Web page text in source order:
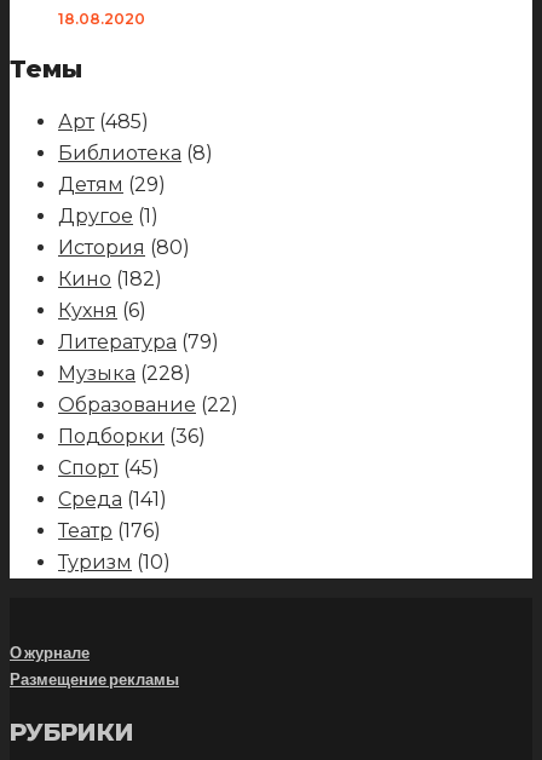
18.08.2020
Темы
Арт(485)
Библиотека (8)
Детям (29)
Другое (1)
История (80)
Кино (182)
Кухня (6)
Литература (79)
Музыка (228)
Образование (22)
Подборки (36)
Спорт(45)
Среда (141)
Театр (176)
Туризм (10)
О журнале
Размещение рекламы
РУБРИКИ